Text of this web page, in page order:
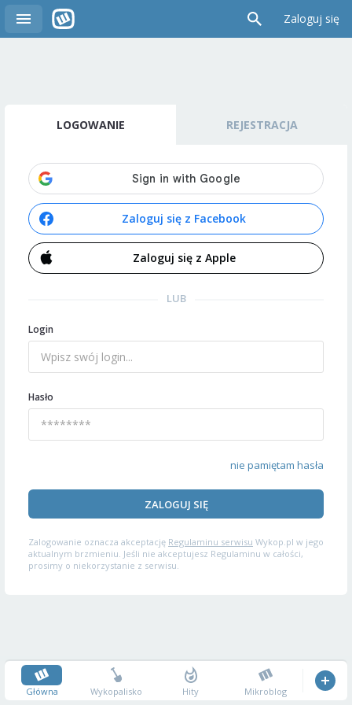
Zaloguj się
LOGOWANIE REJESTRACJA
Zaloguj się z Facebook
Zaloguj się z Apple
LUB
Login
Hasło
nie pamiętam hasła
ZALOGUJ SIĘ
Zalogowanie oznacza akceptację Regulaminu serwisu Wykop.pl w jego
aktualnym brzmieniu. Jeśli nie akceptujesz Regulaminu w całości,
prosimy o niekorzystanie z serwisu.
Główna Wykopalisko Hity Mikroblog